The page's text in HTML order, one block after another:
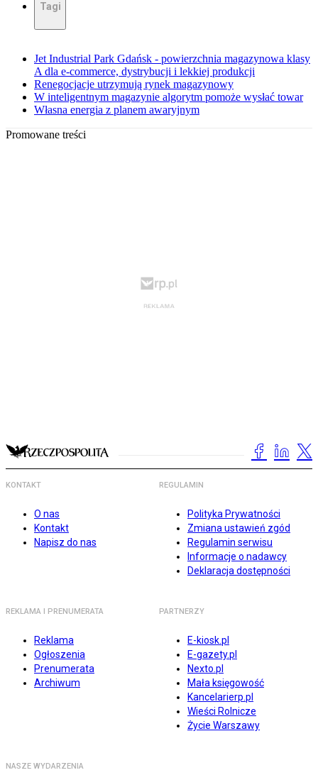
Tagi
Jet Industrial Park Gdańsk - powierzchnia magazynowa klasy
A dla e-commerce, dystrybucji i lekkiej produkcji
Renegocjacje utrzymują rynek magazynowy
W inteligentnym magazynie algorytm pomoże wysłać towar
Własna energia z planem awaryjnym
Promowane treści
KONTAKT
O nas
Kontakt
Napisz do nas
REGULAMIN
Polityka Prywatności
Zmiana ustawień zgód
Regulamin serwisu
Informacje o nadawcy
Deklaracja dostępności
REKLAMA I PRENUMERATA
Reklama
Ogłoszenia
Prenumerata
Archiwum
PARTNERZY
E-kiosk.pl
E-gazety.pl
Nexto.pl
Mała księgowość
Kancelarierp.pl
Wieści Rolnicze
Życie Warszawy
NASZE WYDARZENIA